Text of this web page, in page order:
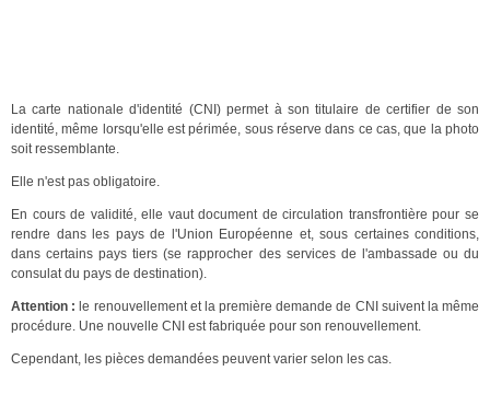
La carte nationale d'identité (CNI) permet à son titulaire de certifier de son
identité, même lorsqu'elle est périmée, sous réserve dans ce cas, que la photo
soit ressemblante.
Elle n'est pas obligatoire.
En cours de validité, elle vaut document de circulation transfrontière pour se
rendre dans les pays de l'Union Européenne et, sous certaines conditions,
dans certains pays tiers (se rapprocher des services de l'ambassade ou du
consulat du pays de destination).
Attention : le renouvellement et la première demande de CNI suivent la même
procédure. Une nouvelle CNI est fabriquée pour son renouvellement.
Cependant, les pièces demandées peuvent varier selon les cas.